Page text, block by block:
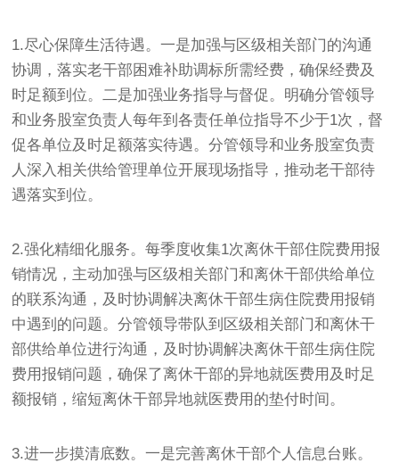
1.尽心保障生活待遇。一是加强与区级相关部门的沟通
协调，落实老干部困难补助调标所需经费，确保经费及
时足额到位。二是加强业务指导与督促。明确分管领导
和业务股室负责人每年到各责任单位指导不少于1次，督
促各单位及时足额落实待遇。分管领导和业务股室负责
人深入相关供给管理单位开展现场指导，推动老干部待
遇落实到位。
2.强化精细化服务。每季度收集1次离休干部住院费用报
销情况，主动加强与区级相关部门和离休干部供给单位
的联系沟通，及时协调解决离休干部生病住院费用报销
中遇到的问题。分管领导带队到区级相关部门和离休干
部供给单位进行沟通，及时协调解决离休干部生病住院
费用报销问题，确保了离休干部的异地就医费用及时足
额报销，缩短离休干部异地就医费用的垫付时间。
3.进一步摸清底数。一是完善离休干部个人信息台账。